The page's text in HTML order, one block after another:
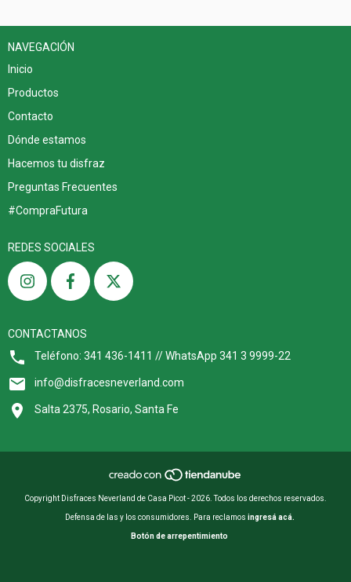
NAVEGACIÓN
Inicio
Productos
Contacto
Dónde estamos
Hacemos tu disfraz
Preguntas Frecuentes
#CompraFutura
REDES SOCIALES
CONTACTANOS
Teléfono: 341 436-1411 // WhatsApp 341 3 9999-22
info@disfracesneverland.com
Salta 2375, Rosario, Santa Fe
Copyright Disfraces Neverland de Casa Picot - 2026. Todos los derechos reservados.
Defensa de las y los consumidores. Para reclamos ingresá acá.
Botón de arrepentimiento